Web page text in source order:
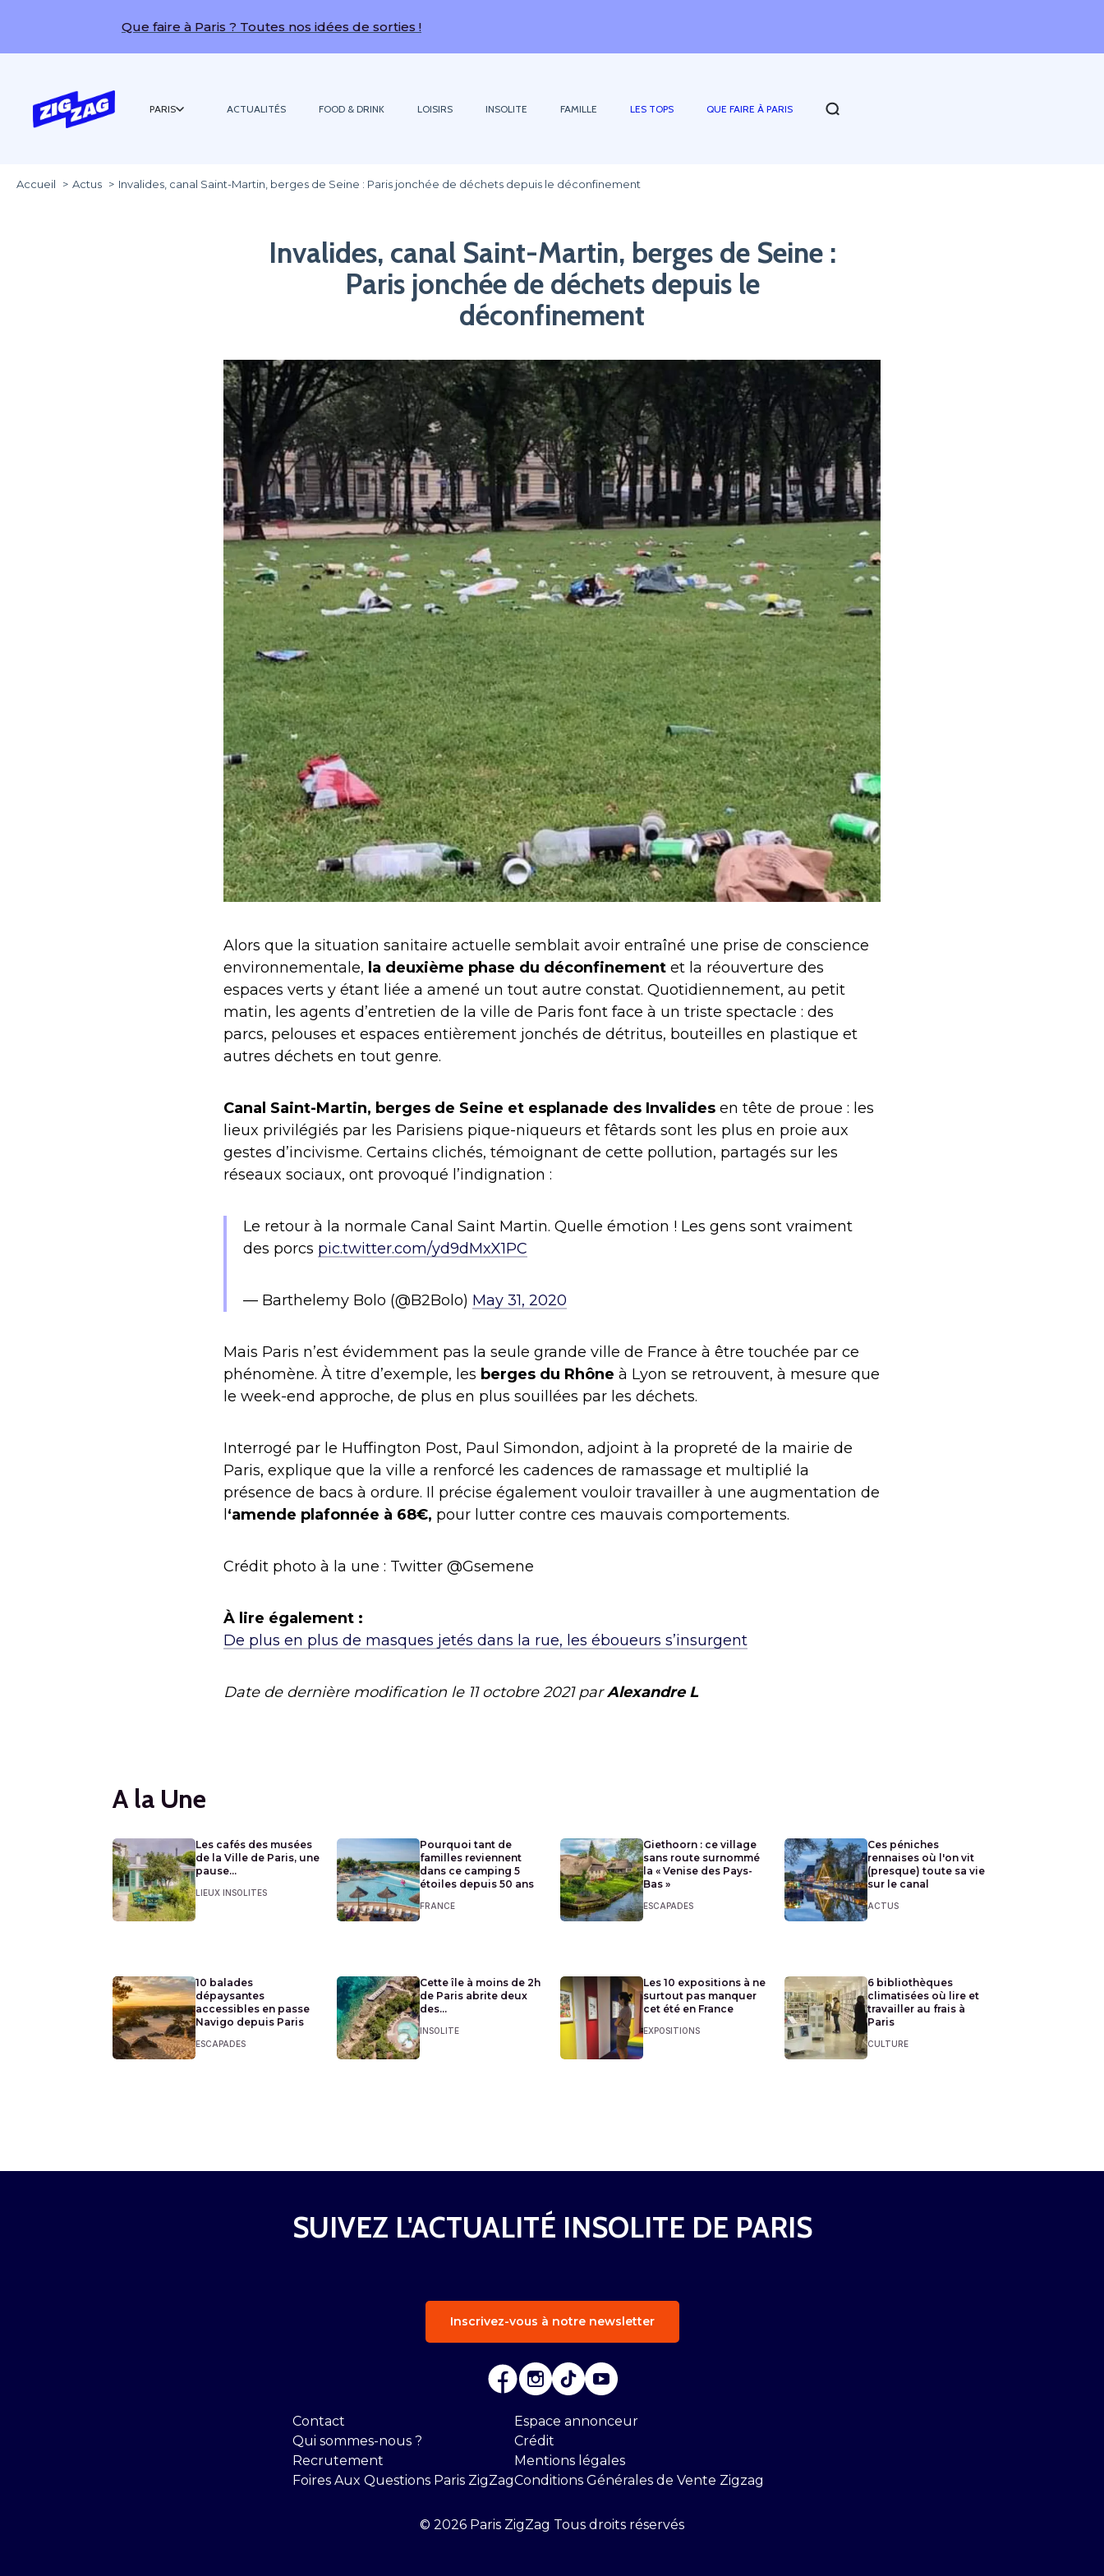
Que faire à Paris ? Toutes nos idées de sorties !
PARIS ACTUALITÉS FOOD & DRINK LOISIRS INSOLITE FAMILLE LES TOPS QUE FAIRE À PARIS
Accueil Actus Invalides, canal Saint-Martin, berges de Seine : Paris jonchée de déchets depuis le déconfinement
Invalides, canal Saint-Martin, berges de Seine :
Paris jonchée de déchets depuis le
déconfinement
Alors que la situation sanitaire actuelle semblait avoir entraîné une prise de conscience
environnementale, la deuxième phase du déconfinement et la réouverture des
espaces verts y étant liée a amené un tout autre constat. Quotidiennement, au petit
matin, les agents d’entretien de la ville de Paris font face à un triste spectacle : des
parcs, pelouses et espaces entièrement jonchés de détritus, bouteilles en plastique et
autres déchets en tout genre.
Canal Saint-Martin, berges de Seine et esplanade des Invalides en tête de proue : les
lieux privilégiés par les Parisiens pique-niqueurs et fêtards sont les plus en proie aux
gestes d’incivisme. Certains clichés, témoignant de cette pollution, partagés sur les
réseaux sociaux, ont provoqué l’indignation :
Le retour à la normale Canal Saint Martin. Quelle émotion ! Les gens sont vraiment
des porcs pic.twitter.com/yd9dMxX1PC
— Barthelemy Bolo (@B2Bolo) May 31, 2020
Mais Paris n’est évidemment pas la seule grande ville de France à être touchée par ce
phénomène. À titre d’exemple, les berges du Rhône à Lyon se retrouvent, à mesure que
le week-end approche, de plus en plus souillées par les déchets.
Interrogé par le Huffington Post, Paul Simondon, adjoint à la propreté de la mairie de
Paris, explique que la ville a renforcé les cadences de ramassage et multiplié la
présence de bacs à ordure. Il précise également vouloir travailler à une augmentation de
‘amende plafonnée à 68€, pour lutter contre ces mauvais comportements.
Crédit photo à la une : Twitter @Gsemene
À lire également :
De plus en plus de masques jetés dans la rue, les éboueurs s’insurgent
Date de dernière modification le 11 octobre 2021parAlexandre L
A la Une
Les cafés des musées
de la Ville de Paris, une
pause...
LIEUX INSOLITES
Pourquoi tant de
familles reviennent
dans ce camping 5
étoiles depuis 50 ans
FRANCE
Giethoorn : ce village
sans route surnommé
la « Venise des Pays-
Bas »
ESCAPADES
Ces péniches
rennaises où l'on vit
(presque) toute sa vie
sur le canal
ACTUS
10 balades
dépaysantes
accessibles en passe
Navigo depuis Paris
ESCAPADES
Cette île à moins de 2h
de Paris abrite deux
des...
INSOLITE
Les 10 expositions à ne
surtout pas manquer
cet été en France
EXPOSITIONS
6 bibliothèques
climatisées où lire et
travailler au frais à
Paris
CULTURE
SUIVEZ L'ACTUALITÉ INSOLITE DE PARIS
Inscrivez-vous à notre newsletter
Contact
Qui sommes-nous ?
Recrutement
Foires Aux Questions Paris ZigZag
Espace annonceur
Crédit
Mentions légales
Conditions Générales de Vente Zigzag
© 2026 Paris ZigZag Tous droits réservés